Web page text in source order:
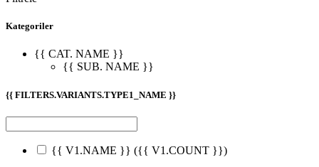
Kategoriler
{{ CAT. NAME }}
{{ SUB. NAME }}
{{ FILTERS.VARIANTS.TYPE1_NAME }}
{{ V1.NAME }} ({{ V1.COUNT }})